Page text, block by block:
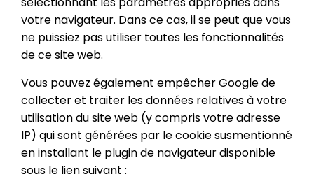
votre navigateur. Dans ce cas, il se peut que vous
ne puissiez pas utiliser toutes les fonctionnalités
de ce site web.
Vous pouvez également empêcher Google de
collecter et traiter les données relatives à votre
utilisation du site web (y compris votre adresse
IP) qui sont générées par le cookie susmentionné
en installant le plugin de navigateur disponible
sous le lien suivant :